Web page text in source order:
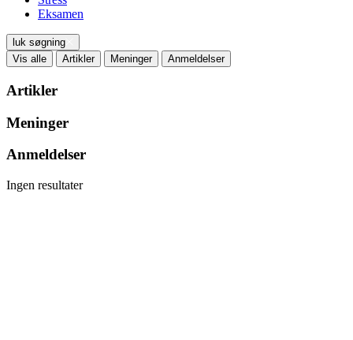
Eksamen
luk søgning
Vis alle
Artikler Meninger Anmeldelser
Artikler
Meninger
Anmeldelser
Ingen resultater